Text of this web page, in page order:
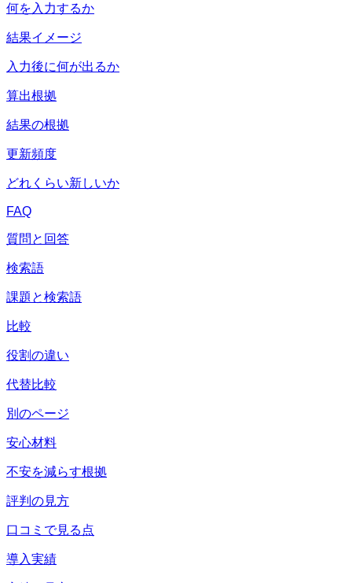
何を入力するか
結果イメージ
入力後に何が出るか
算出根拠
結果の根拠
更新頻度
どれくらい新しいか
FAQ
質問と回答
検索語
課題と検索語
比較
役割の違い
代替比較
別のページ
安心材料
不安を減らす根拠
評判の見方
口コミで見る点
導入実績